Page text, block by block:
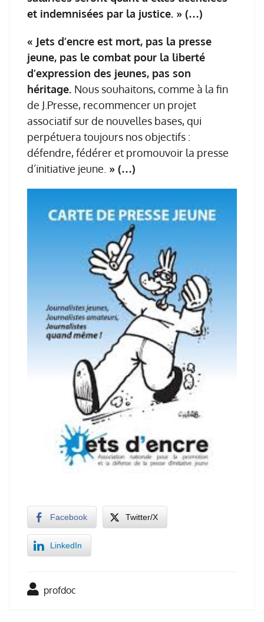
et indemnisées par la justice. » (…)
« Jets d’encre est mort, pas la presse
jeune, pas le combat pour la liberté
d’expression des jeunes, pas son
héritage. Nous souhaitons, comme à la fin
de J.Presse, recommencer un projet
associatif sur de nouvelles bases, qui
perpétuera toujours nos objectifs :
défendre, fédérer et promouvoir la presse
d’initiative jeune. » (…)
Facebook Twitter/X
LinkedIn
profdoc